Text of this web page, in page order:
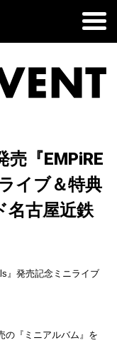
売『EMPiRE
イブ＆特典
名古屋近鉄
』発売記念ミニライブ
の『ミニアルバム』を